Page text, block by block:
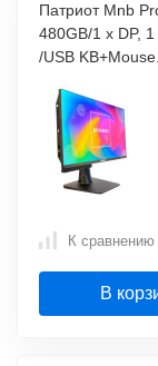
Патриот Mnb
480GB/1 x DP,
/USB
К сравнению
В